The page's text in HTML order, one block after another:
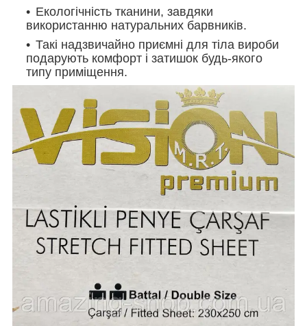
Екологічність тканини, завдяки
використанню натуральних барвників.
Такі надзвичайно приємні для тіла вироби
подарують комфорт і затишок будь-якого
типу приміщення.